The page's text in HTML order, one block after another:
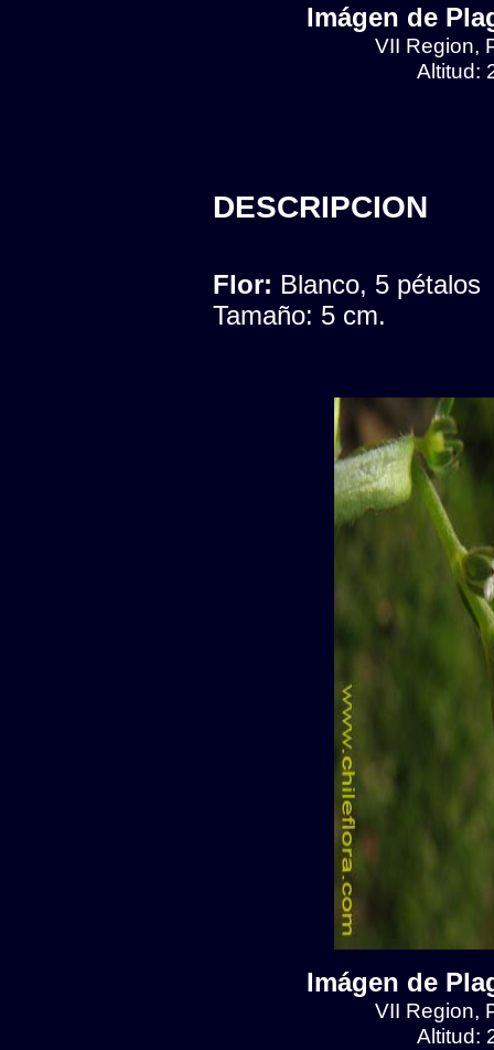
Imágen de
VII Region,
Altitud:
DESCRIPCION
Flor: Blanco, 5 pétalos
Tamaño: 5 cm.
Imágen de
VII Region,
Altitud: